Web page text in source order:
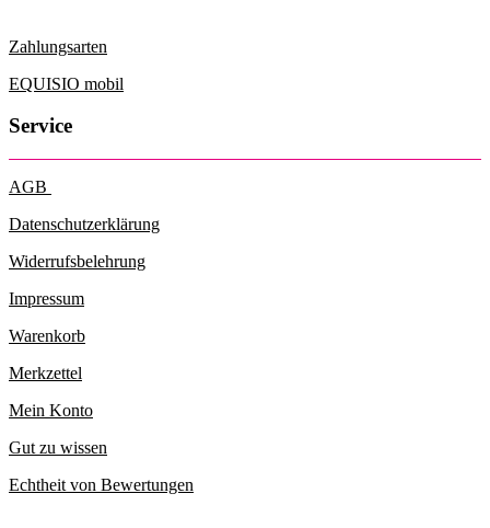
Zahlungsarten
EQUISIO mobil
Service
AGB
Datenschutzerklärung
Widerrufsbelehrung
Impressum
Warenkorb
Merkzettel
Mein Konto
Gut zu wissen
Echtheit von Bewertungen